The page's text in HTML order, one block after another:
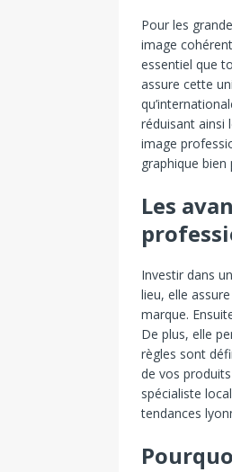
Pour les
image
essentiel que
assure cette
réduisant ainsi
image
graphique
Les
Investir dans
lieu, elle
marque.
De plus, elle
règles sont
de vos
spécialiste
tendances